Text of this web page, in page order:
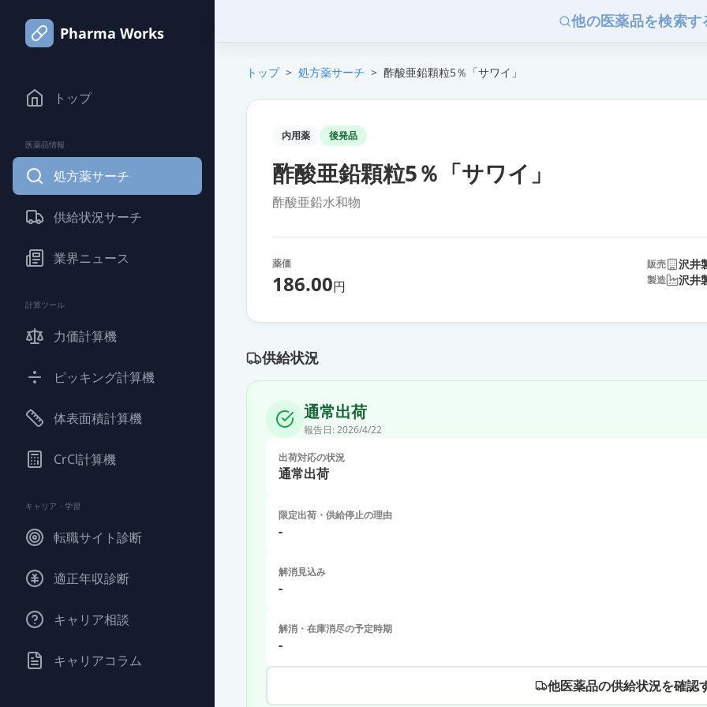
Pharma Works
トップ
医薬品情報
処方薬サーチ
供給状況サーチ
業界ニュース
計算ツール
力価計算機
ピッキング計算機
体表面積計算機
CrCl計算機
キャリア・学習
転職サイト診断
適正年収診断
キャリア相談
キャリアコラム
他の医薬品を検索す
トップ > 処方薬サーチ > 酢酸亜鉛顆粒5％「サワイ」
内用薬 後発品
酢酸亜鉛顆粒5％「サワイ」
酢酸亜鉛水和物
薬価
186.00円
販売 沢井
製造 沢井
供給状況
通常出荷
報告日: 2026/4/22
出荷対応の状況
通常出荷
限定出荷・供給停止の理由
-
解消見込み
-
解消・在庫消尽の予定時期
-
他医薬品の供給状況を確認